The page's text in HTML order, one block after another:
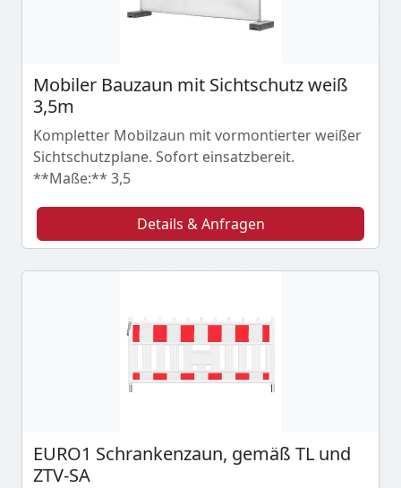
Mobiler Bauzaun mit Sichtschutz weiß
3,5m
Kompletter Mobilzaun mit vormontierter weißer
Sichtschutzplane. Sofort einsatzbereit.
**Maße:** 3,5
Details & Anfragen
EURO1 Schrankenzaun, gemäß TL und
ZTV-SA